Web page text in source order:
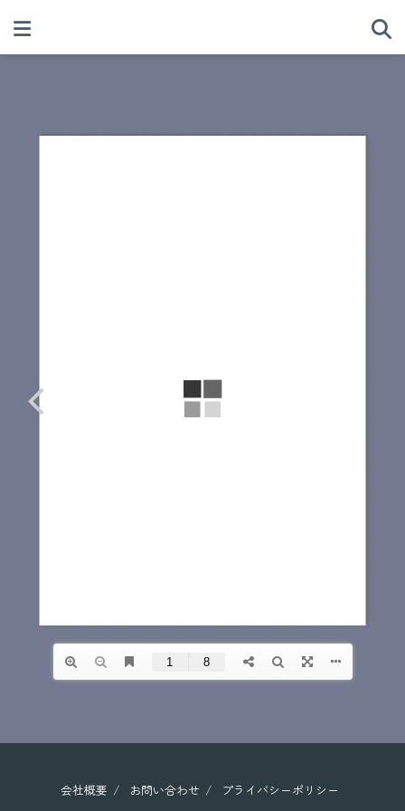
会社概要 お問い合わせ プライバシーポリシー